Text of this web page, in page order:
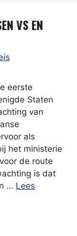
VS EN
eerste
Staten
van
als
het ministerie
de route
is dat
… Lees